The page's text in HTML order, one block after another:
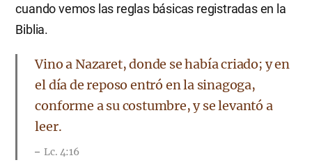
cuando vemos las reglas básicas registradas en la
Biblia.
Vino a Nazaret, donde se había criado; y en
el día de reposo entró en la sinagoga,
conforme a su costumbre, y se levantó a
leer.
Lc. 4:16